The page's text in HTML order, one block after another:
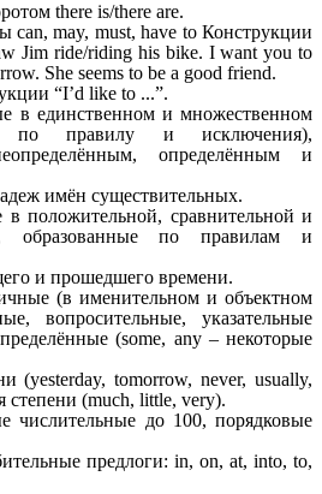
there is/there are.
may, must, have to Конструкции
Jim ride/riding his bike. I want you to
She seems to be a good friend.
“I’d like to ...”.
и множественном
по правилу и исключения),
определённым и
имён существительных.
сравнительной и
образованные по правилам и
и прошедшего времени.
(в именительном и объектном
вопросительные, указательные
(some, any – некоторые
tomorrow, never, usually,
степени (much, little, very).
до 100, порядковые
предлоги: in, on, at, into, to,